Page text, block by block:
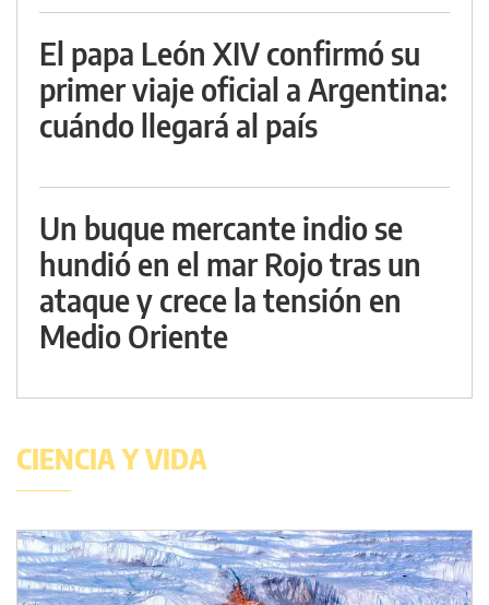
El papa León XIV confirmó su
primer viaje oficial a Argentina:
cuándo llegará al país
Un buque mercante indio se
hundió en el mar Rojo tras un
ataque y crece la tensión en
Medio Oriente
CIENCIA Y VIDA